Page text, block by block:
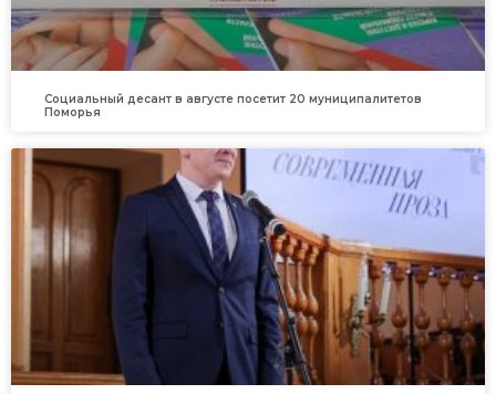
Социальный десант в августе посетит 20 муниципалитетов
Поморья